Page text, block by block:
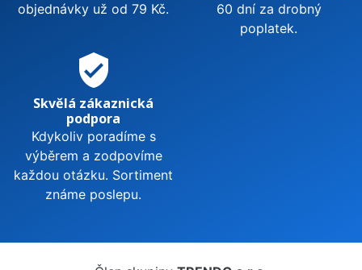
objednávky už od 79 Kč.
60 dní za drobný
poplatek.
verified_user
Skvělá zákaznická
podpora
Kdykoliv poradíme s
výběrem a zodpovíme
každou otázku. Sortiment
známe poslepu.